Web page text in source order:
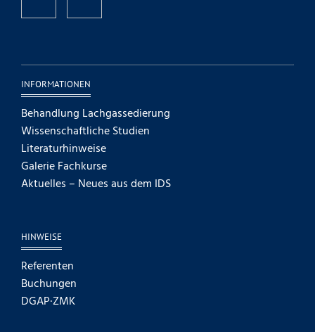
INFORMATIONEN
Behandlung Lachgassedierung
Wissenschaftliche Studien
Literaturhinweise
Galerie Fachkurse
Aktuelles – Neues aus dem IDS
HINWEISE
Referenten
Buchungen
DGAP·ZMK